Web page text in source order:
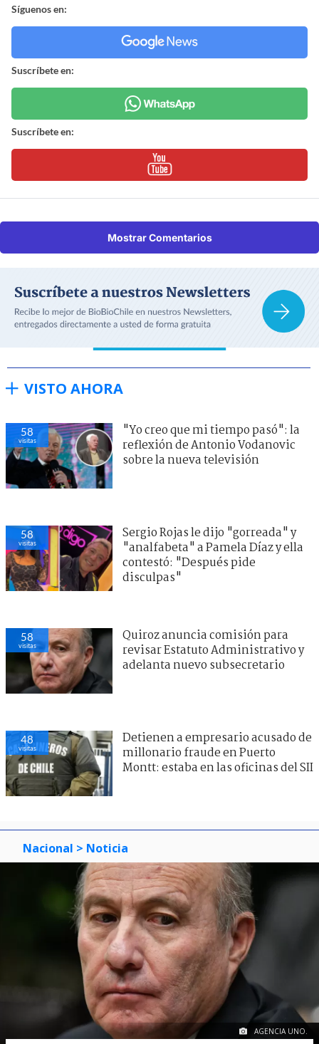
Síguenos en:
Suscríbete en:
Suscríbete en:
Mostrar Comentarios
VISTO AHORA
58
visitas
"Yo creo que mi tiempo pasó": la
reflexión de Antonio Vodanovic
sobre la nueva televisión
58
visitas
Sergio Rojas le dijo "gorreada" y
"analfabeta" a Pamela Díaz y ella
contestó: "Después pide
disculpas"
58
visitas
Quiroz anuncia comisión para
revisar Estatuto Administrativo y
adelanta nuevo subsecretario
48
visitas
Detienen a empresario acusado de
millonario fraude en Puerto
Montt: estaba en las oficinas del SII
Nacional > Noticia
AGENCIA UNO.